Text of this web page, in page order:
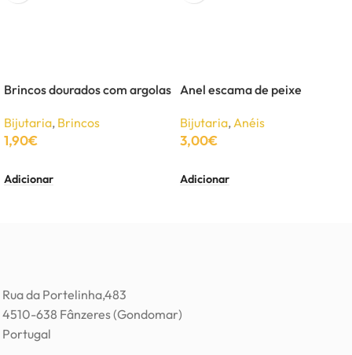
Brincos dourados com argolas
Bijutaria, Brincos
1,90€
Adicionar
Anel escama de peixe
Bijutaria,Anéis
3,00€
Adicionar
Rua da Portelinha,483
4510-638 Fânzeres (Gondomar)
Portugal